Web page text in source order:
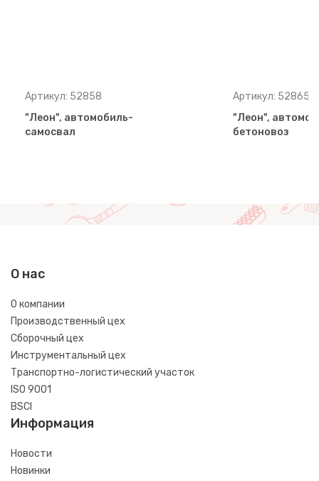
Артикул: 52858
"Леон", автомобиль-
самосвал
Артикул: 52865
"Леон",
бетоновоз
О нас
О компании
Производственный цех
Сборочный цех
Инструментальный цех
Транспортно-логистический участок
ISO 9001
BSCI
Информация
Новости
Новинки